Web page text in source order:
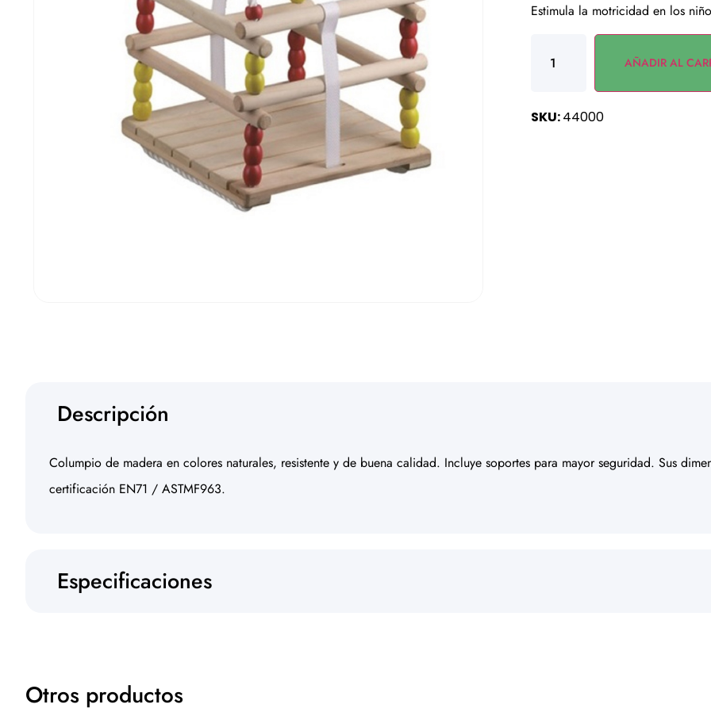
Estimula la motricidad en los
AÑADIR AL
SKU:44000
Descripción
Columpio de madera en colores naturales, resistente y de buena calidad. Incluye soportes para mayor seguridad. Sus
certificación EN71 / ASTMF963.
Especificaciones
Otros productos